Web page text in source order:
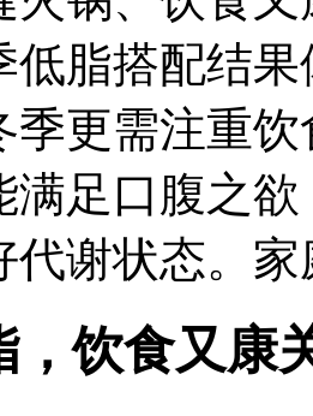
低脂搭配结
季更需注重
满足口腹之
代谢状态。家
，饮食又康